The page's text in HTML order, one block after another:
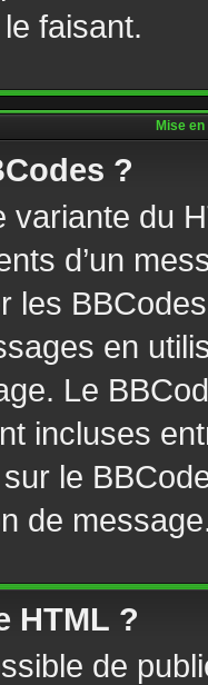
faisant.
Mise
?
variante du
d’un
les
en
Le
incluses
sur le
de
HTML ?
de